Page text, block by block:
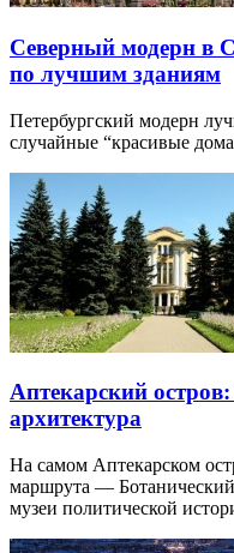
Северный модерн в
по лучшим зданиям
Петербургский модерн
случайные “красивые
Аптекарский
архитектура
На самом Аптекарском
маршрута —
музеи политической